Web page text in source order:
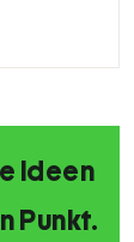
Ideen
Punkt.